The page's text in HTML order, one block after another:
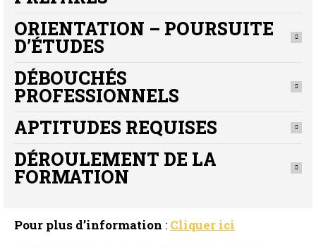
ORIENTATION – POURSUITE
D’ÉTUDES
DÉBOUCHÉS
PROFESSIONNELS
APTITUDES REQUISES
DÉROULEMENT DE LA
FORMATION
Pour plus d’information : Cliquer ici